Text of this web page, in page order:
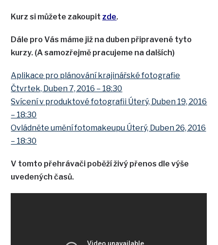
Kurz si můžete zakoupit zde.
Dále pro Vás máme již na duben připravené tyto
kurzy. (A samozřejmě pracujeme na dalších)
Aplikace pro plánování krajinářské fotografie
Čtvrtek, Duben 7, 2016 – 18:30
Svícení v produktové fotografii Úterý, Duben 19, 2016
– 18:30
Ovládněte umění fotomakeupu Úterý, Duben 26, 2016
– 18:30
V tomto přehrávači poběží živý přenos dle výše
uvedených časů.